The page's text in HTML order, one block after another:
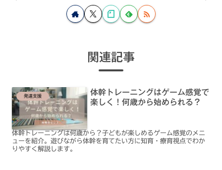
関連記事
発達支援
体幹トレーニングはゲーム感覚で
楽しく！何歳から始められる？
体幹トレーニングは何歳から？子どもが楽しめるゲーム感覚のメニ
ューを紹介。遊びながら体幹を育てたい方に知育・療育視点でわか
りやすく解説します。